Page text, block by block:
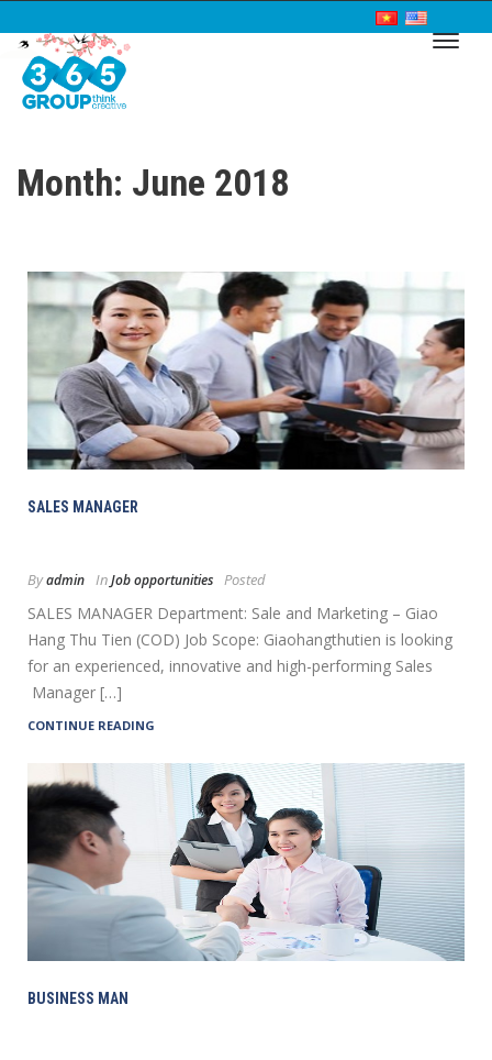
Month: June 2018
SALES MANAGER
Byadmin InJob opportunities Posted
SALES MANAGER Department: Sale and Marketing – Giao
Hang Thu Tien (COD) Job Scope: Giaohangthutien is looking
for an experienced, innovative and high-performing Sales
Manager […]
CONTINUE READING
BUSINESS MAN